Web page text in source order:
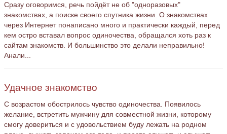
Сразу оговоримся, речь пойдёт не об "одноразовых"
знакомствах, а поиске своего спутника жизни. О знакомствах
через Интернет понаписано много и практически каждый, перед
кем остро вставал вопрос одиночества, обращался хоть раз к
сайтам знакомств. И большинство это делали неправильно!
Анали...
Удачное знакомство
С возрастом обострилось чувство одиночества. Появилось
желание, встретить мужчину для совместной жизни, которому
смогу довериться и с удовольствием буду лежать на родном